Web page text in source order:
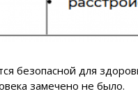
безопасной для
замечено не было.